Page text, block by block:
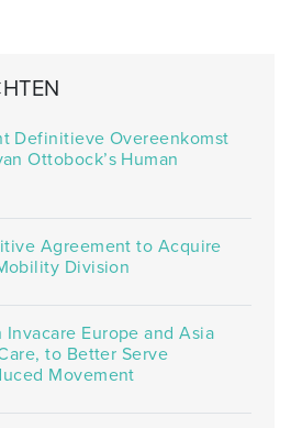
Definitieve Overeenkomst
Ottobock’s Human
Agreement to Acquire
Division
Europe and Asia
to Better Serve
Movement